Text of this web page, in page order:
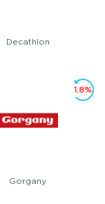
Decathlon
Gorgany
1.8%